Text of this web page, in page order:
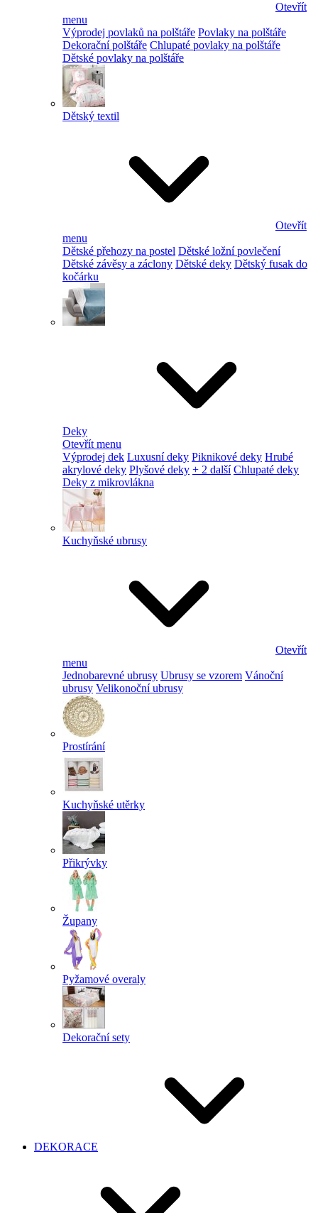
Otevřít
menu
Výprodej povlaků na polštáře Povlaky na polštáře
Dekorační polštáře Chlupaté povlaky na polštáře
Dětské povlaky na polštáře
Dětský textil
Otevřít
menu
Dětské přehozy na postel Dětské ložní povlečení
Dětské závěsy a záclony Dětské deky Dětský fusak do
kočárku
Deky
Otevřít menu
Výprodej dek Luxusní deky Piknikové deky Hrubé
akrylové deky Plyšové deky + 2 další Chlupaté deky
Deky z mikrovlákna
Kuchyňské ubrusy
Otevřít
menu
Jednobarevné ubrusy Ubrusy se vzorem Vánoční
ubrusy Velikonoční ubrusy
Prostírání
Kuchyňské utěrky
Přikrývky
Župany
Pyžamové overaly
Dekorační sety
DEKORACE